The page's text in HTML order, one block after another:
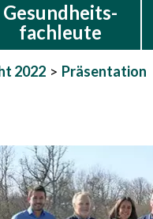
Gesundheits-
fachleute
2022 Präsentation